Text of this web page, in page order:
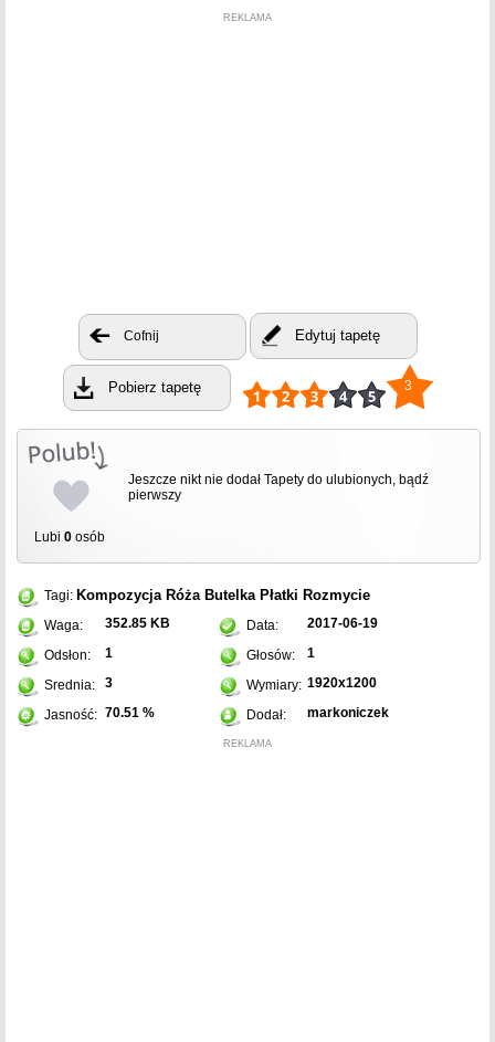
REKLAMA
Cofnij Edytuj tapetę
Pobierz tapetę 3
Lubi 0 osób
Jeszcze nikt nie dodał Tapety do ulubionych, bądź
pierwszy
Tagi: Kompozycja Róża Butelka Płatki Rozmycie
Waga: 352.85 KB Data: 2017-06-19
Odsłon: 1 Głosów: 1
Srednia: 3 Wymiary: 1920x1200
Jasność: 70.51 % Dodał: markoniczek
REKLAMA